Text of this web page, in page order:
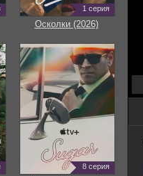
1 серия
Осколки (2026)
8 серия